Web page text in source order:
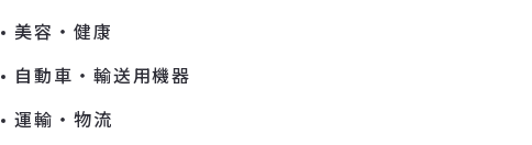
美容・健康
自動車・輸送用機器
運輸・物流